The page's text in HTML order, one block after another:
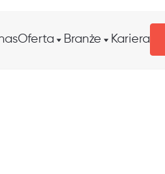
Oferta Branże Kariera